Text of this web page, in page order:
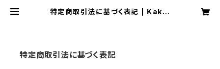
特定商取引法に基づく表記 | Kakei
特定商取引法に基づく表記